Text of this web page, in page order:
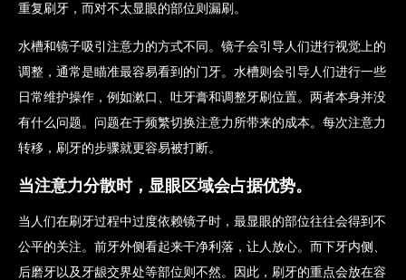
重复刷牙，而对不太显眼的部位则漏刷。
水槽和镜子吸引注意力的方式不同。镜子会引导人们进行视觉上的
调整，通常是瞄准最容易看到的门牙。水槽则会引导人们进行一些
日常维护操作，例如漱口、吐牙膏和调整牙刷位置。两者本身并没
有什么问题。问题在于频繁切换注意力所带来的成本。每次注意力
转移，刷牙的步骤就更容易被打断。
当注意力分散时，显眼区域会占据优势。
当人们在刷牙过程中过度依赖镜子时，最显眼的部位往往会得到不
公平的关注。前牙外侧看起来干净利落，让人放心。而下牙内侧、
后磨牙以及牙龈交界处等部位则不然。因此，刷牙的重点会放在容